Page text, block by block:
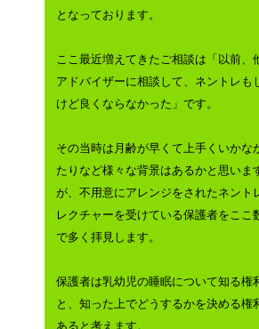
となっております。
ここ最近増えてきたご相談は「以前、
アドバイザーに相談して、ネントレも
けど良くならなかった」です。
その当時は月齢が早くて上手くいかな
たりなど様々な背景はあるかと思いま
が、不用意にアレンジをされたネント
レクチャーを受けている保護者をここ
で多く拝見します。
保護者は乳幼児の睡眠について知る権
と、知った上でどうするかを決める権